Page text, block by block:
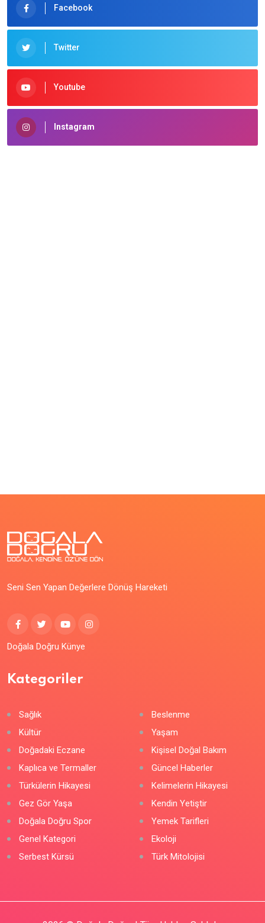
Facebook
Twitter
Youtube
Instagram
Seni Sen Yapan Değerlere Dönüş Hareketi
Doğala Doğru Künye
Kategoriler
Sağlık
Beslenme
Kültür
Yaşam
Doğadaki Eczane
Kişisel Doğal Bakım
Kaplıca ve Termaller
Güncel Haberler
Türkülerin Hikayesi
Kelimelerin Hikayesi
Gez Gör Yaşa
Kendin Yetiştir
Doğala Doğru Spor
Yemek Tarifleri
Genel Kategori
Ekoloji
Serbest Kürsü
Türk Mitolojisi